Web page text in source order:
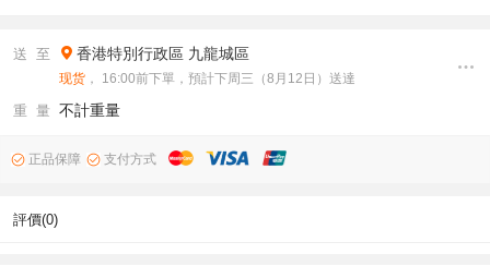
送 至 香港特別行政區 九龍城區
现货 ， 16:00前下單，預計下周三（8月12日）送達
重 量 不計重量
正品保障 支付方式
評價(0)